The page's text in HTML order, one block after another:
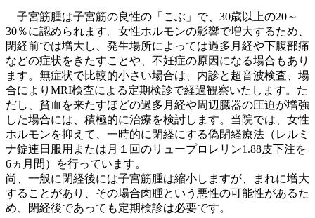
子宮筋腫は子宮筋の良性の「こぶ」で、30歳以上の20～
30％に認められます。女性ホルモンの影響で増大するため、
閉経前では増大し、発生場所によっては過多月経や下腹部痛
などの症状をきたすことや、不妊症の原因になる場合もあり
ます。無症状で比較的小さい場合は、内診と超音波検査、場
合によりMRI検査による定期検診で経過観察いたします。た
だし、貧血を来たすほどの過多月経や周辺臓器の圧迫が増強
した場合には、積極的に治療を検討します。当院では、女性
ホルモンを抑えて、一時的に閉経にする偽閉経療法（レルミ
ナ錠連日服用または月１回のリュープロレリン1.88皮下注を
6ヵ月間）を行っています。
尚、一般に閉経後には子宮筋腫は縮小しますが、まれに増大
することがあり、その場合肉腫という悪性の可能性があるた
め、閉経後であっても定期検診は必要です。